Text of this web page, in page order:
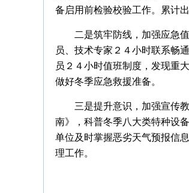
备启用前检验校验工作。累计
二是筑牢防线，加强应急
员、技术专家２４小时联系畅
员２４小时值班制度，发现重
做好冬季应急救援准备。
三是提升意识，加强宣传
南》，科普冬季八大类特种设
单位及时掌握恶劣天气预报信
理工作。